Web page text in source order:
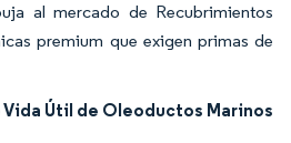
al mercado de Recubrimientos
premium que exigen primas de
Útil de Oleoductos Marinos